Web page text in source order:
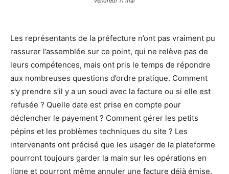
Les représentants de la préfecture n’ont pas vraiment pu
rassurer l’assemblée sur ce point, qui ne relève pas de
leurs compétences, mais ont pris le temps de répondre
aux nombreuses questions d’ordre pratique. Comment
s’y prendre s’il y a un souci avec la facture ou si elle est
refusée ? Quelle date est prise en compte pour
déclencher le payement ? Comment gérer les petits
pépins et les problèmes techniques du site ? Les
intervenants ont précisé que les usager de la plateforme
pourront toujours garder la main sur les opérations en
ligne et pourront même annuler une facture déjà émise.